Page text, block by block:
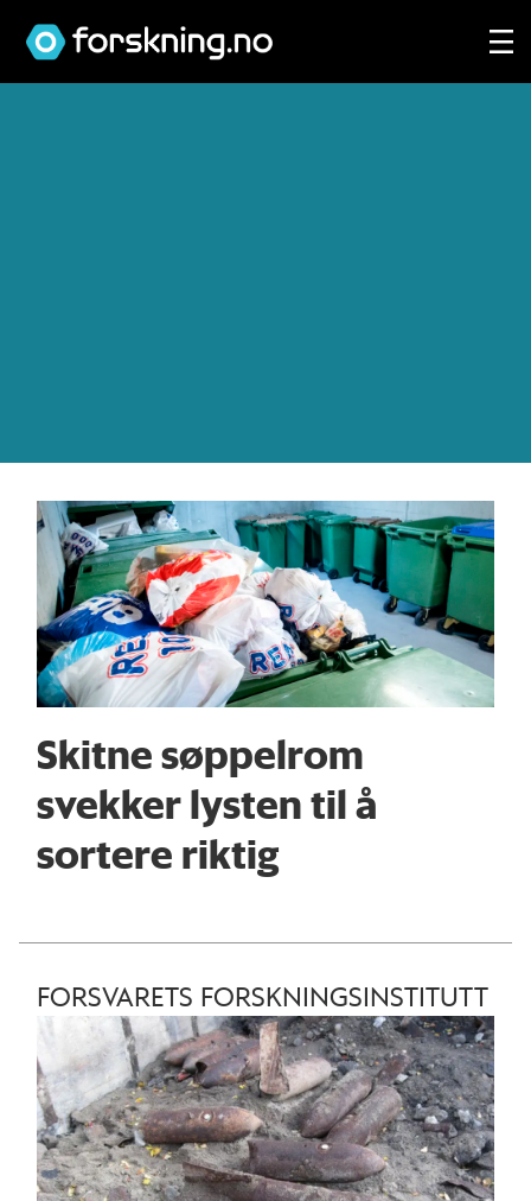
Skitne søppelrom
svekker lysten til å
sortere riktig
FORSVARETS FORSKNINGSINSTITUTT